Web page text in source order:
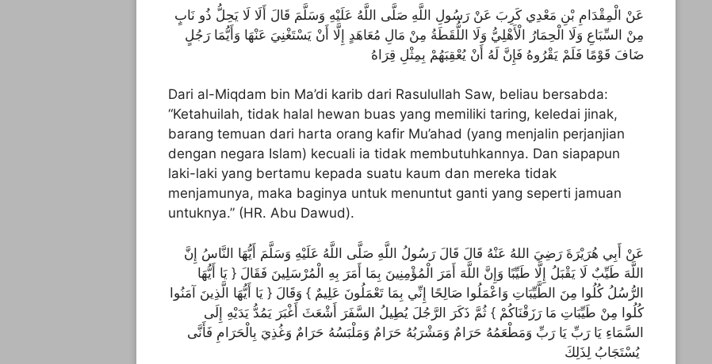
عَنْ الْمِقْدَامِ بْنِ مَعْدِي كَرِبَ عَنْ رَسُولِ اللَّهِ صَلَّى اللَّهُ عَلَيْهِ وَسَلَّمَ قَالَ أَلَا لَا يَحِلُّ ذُو نَابٍ
مِنْ السِّبَاعِ وَلَا الْحِمَارُ الْأَهْلِيُّ وَلَا اللُّقَطَةُ مِنْ مَالِ مُعَاهَدٍ إِلَّا أَنْ يَسْتَغْنِيَ عَنْهَا وَأَيُّمَا رَجُلٍ
ضَافَ قَوْمًا فَلَمْ يَقْرُوهُ فَإِنَّ لَهُ أَنْ يُعْقِبَهُمْ بِمِثْلِ قِرَاهُ
Dari al-Miqdam bin Ma’di karib dari Rasulullah Saw, beliau bersabda:
“Ketahuilah, tidak halal hewan buas yang memiliki taring, keledai jinak,
barang temuan dari harta orang kafir Mu’ahad (yang menjalin perjanjian
dengan negara Islam) kecuali ia tidak membutuhkannya. Dan siapapun
laki-laki yang bertamu kepada suatu kaum dan mereka tidak
menjamunya, maka baginya untuk menuntut ganti yang seperti jamuan
untuknya.” (HR. Abu Dawud).
عَنْ أَبِي هُرَيْرَةَ رَضِيَ اللهُ عَنْهُ قَالَ قَالَ رَسُولُ اللَّهِ صَلَّى اللَّهُ عَلَيْهِ وَسَلَّمَ أَيُّهَا النَّاسُ إِنَّ
اللَّهَ طَيِّبٌ لَا يَقْبَلُ إِلَّا طَيِّبًا وَإِنَّ اللَّهَ أَمَرَ الْمُؤْمِنِينَ بِمَا أَمَرَ بِهِ الْمُرْسَلِينَ فَقَالَ { يَا أَيُّهَا
الرُّسُلُ كُلُوا مِنَ الطَّيِّبَاتِ وَاعْمَلُوا صَالِحًا إِنِّي بِمَا تَعْمَلُونَ عَلِيمٌ } وَقَالَ { يَا أَيُّهَا الَّذِينَ آمَنُوا
كُلُوا مِنْ طَيِّبَاتِ مَا رَزَقْنَاكُمْ } ثُمَّ ذَكَرَ الرَّجُلَ يُطِيلُ السَّفَرَ أَشْعَثَ أَغْبَرَ يَمُدُّ يَدَيْهِ إِلَى
السَّمَاءِ يَا رَبِّ يَا رَبِّ وَمَطْعَمُهُ حَرَامٌ وَمَشْرَبُهُ حَرَامٌ وَمَلْبَسُهُ حَرَامٌ وَغُذِيَ بِالْحَرَامِ فَأَنَّى